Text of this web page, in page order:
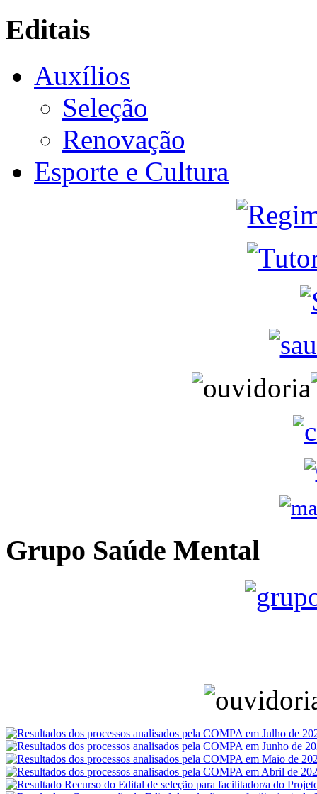
Editais
Auxílios
Seleção
Renovação
Esporte e Cultura
Grupo Saúde Mental